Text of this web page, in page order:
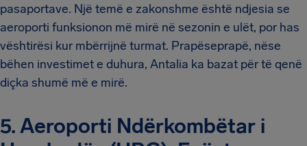
pasaportave. Një temë e zakonshme është ndjesia se
aeroporti funksionon më mirë në sezonin e ulët, por has
vështirësi kur mbërrijnë turmat. Prapëseprapë, nëse
bëhen investimet e duhura, Antalia ka bazat për të qenë
diçka shumë më e mirë.
5. Aeroporti Ndërkombëtar i